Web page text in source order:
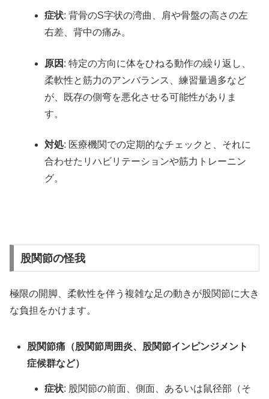
症状: 背骨のS字状の湾曲、肩や骨盤の高さの左
右差、背中の痛み。
原因 : 特定の方向に体をひねる動作の繰り返し、
柔軟性と筋力のアンバランス、練習量過多など
が、既存の側弯を悪化させる可能性がありま
す。
対処: 医療機関での定期的なチェックと、それに
合わせたリハビリテーションや筋力トレーニン
グ。
股関節の怪我
極限の開脚、柔軟性を伴う複雑な足の動きが股関節に大き
な負担をかけます。
股関節痛（股関節周囲炎、股関節インピンジメント
症候群など）
症状: 股関節の前面、側面、あるいは鼠径部（そ